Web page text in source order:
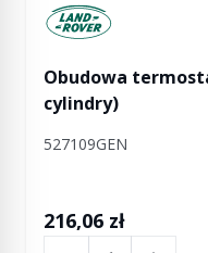
Manufactured by
Obudowa
cylindry)
527109GEN
216,06 zł